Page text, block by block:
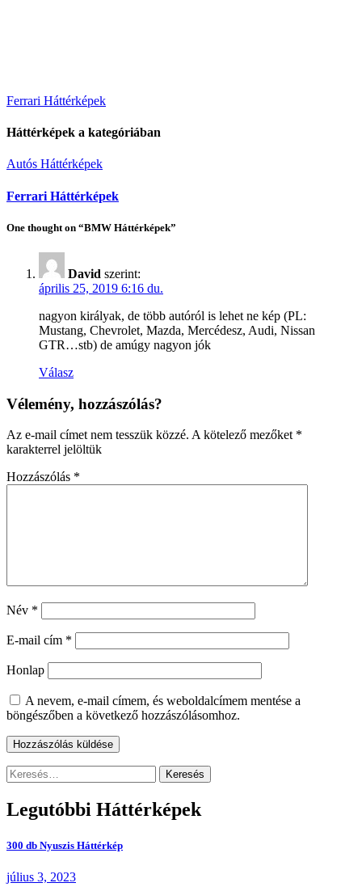
Bejegyzés
navigáció
Ferrari Háttérképek
Háttérképek a kategóriában
Autós Háttérképek
Ferrari Háttérképek
One thought on “BMW Háttérképek”
David szerint:
április 25, 2019 6:16 du.
nagyon királyak, de több autóról is lehet ne kép (PL:
Mustang, Chevrolet, Mazda, Mercédesz, Audi, Nissan
GTR…stb) de amúgy nagyon jók
Válasz
Vélemény, hozzászólás?
Az e-mail címet nem tesszük közzé. A kötelező mezőket *
karakterrel jelöltük
Hozzászólás *
Név *
E-mail cím *
Honlap
A nevem, e-mail címem, és weboldalcímem mentése a
böngészőben a következő hozzászólásomhoz.
Keresés:
Legutóbbi Háttérképek
300 db Nyuszis Háttérkép
július 3, 2023